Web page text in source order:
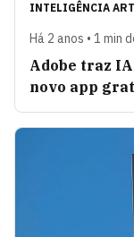
INTELIGÊNCIA
Há 2 anos • 1 min
Adobe traz
novo app